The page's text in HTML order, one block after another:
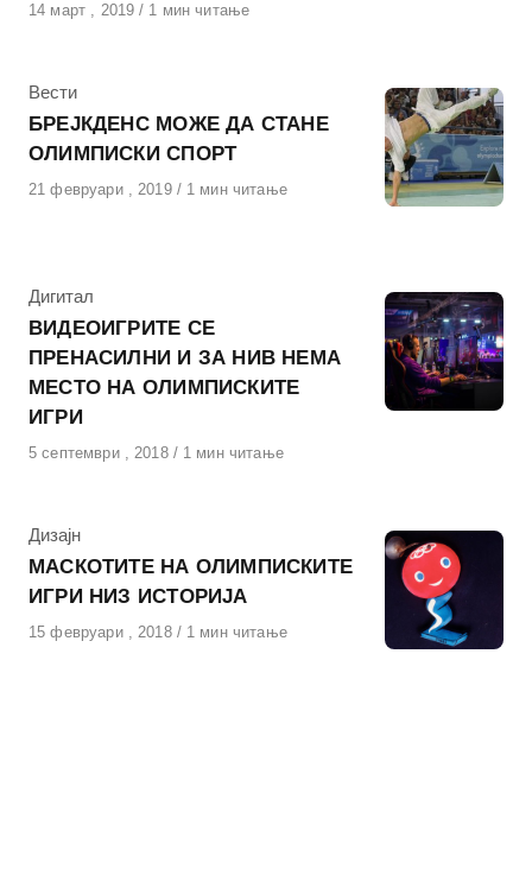
Објавено
14 март , 2019 1 мин читање
КАтегорија
Вести
БРЕЈКДЕНС МОЖЕ ДА СТАНЕ
ОЛИМПИСКИ СПОРТ
Објавено
21 февруари , 2019 1 мин читање
КАтегорија
Дигитал
ВИДЕОИГРИТЕ СЕ
ПРЕНАСИЛНИ И ЗА НИВ НЕМА
МЕСТО НА ОЛИМПИСКИТЕ
ИГРИ
Објавено
5 септември , 2018 1 мин читање
КАтегорија
Дизајн
МАСКОТИТЕ НА ОЛИМПИСКИТЕ
ИГРИ НИЗ ИСТОРИЈА
Објавено
15 февруари , 2018 1 мин читање